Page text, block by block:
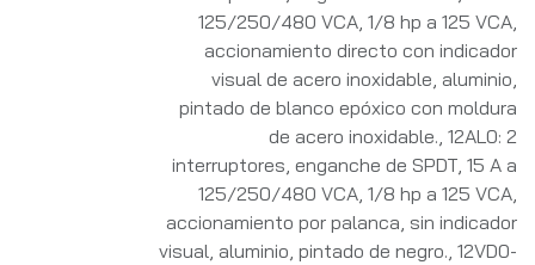
125/250/480 VCA, 1/8 hp a 125 VCA,
accionamiento directo con indicador
visual de acero inoxidable, aluminio,
pintado de blanco epóxico con moldura
de acero inoxidable. 12AL0: 2
interruptores, enganche de SPDT, 15 A a
125/250/480 VCA, 1/8 hp a 125 VCA,
accionamiento por palanca, sin indicador
visual, aluminio, pintado de negro. 12VD0-